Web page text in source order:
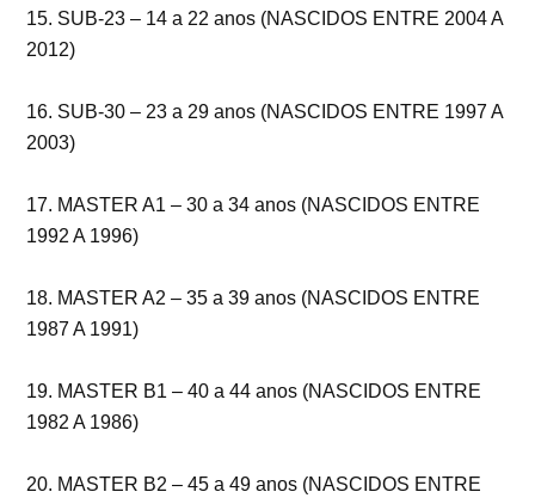
15. SUB-23 – 14 a 22 anos (NASCIDOS ENTRE 2004 A
2012)
16. SUB-30 – 23 a 29 anos (NASCIDOS ENTRE 1997 A
2003)
17. MASTER A1 – 30 a 34 anos (NASCIDOS ENTRE
1992 A 1996)
18. MASTER A2 – 35 a 39 anos (NASCIDOS ENTRE
1987 A 1991)
19. MASTER B1 – 40 a 44 anos (NASCIDOS ENTRE
1982 A 1986)
20. MASTER B2 – 45 a 49 anos (NASCIDOS ENTRE